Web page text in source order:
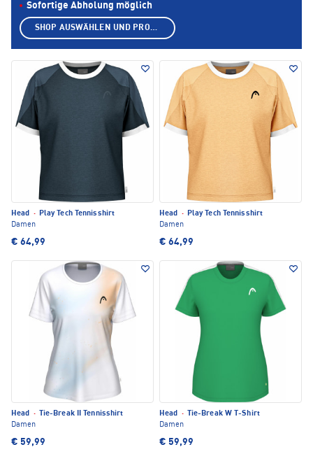
Head · Play Tech Tennisshirt
Damen
€ 64,99
Head · Play Tech Tennisshirt
Damen
€ 64,99
Head ·
Tie-Break II Tennisshirt
Damen
€ 59,99
Head ·
Tie-Break W T-Shirt
Damen
€ 59,99
Sofortige Abholung möglich
SHOP AUSWÄHLEN UND PRODUKTE ANZEIGEN